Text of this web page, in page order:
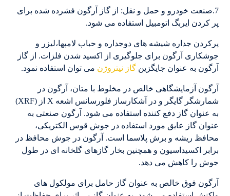
7.صنعت خودرو و حمل و نقل: از گاز آرگون فشرده شده برای
پر کردن ایربگ اتومبیل استفاده می شود.
پرکردن جداره شیشه های دوجداره و حباب لامپها،لیزر و
جوشکاری آرگون برای جلوگیری از اکسید شدن فلزات. از گاز
آرگون به عنوان جایگزینگاز نیتروژن می توان استفاده نمود.
آرگون آزمایشگاهی خالص در مخلوط با متان، آرگون در
شمارشگر گایگر و در آشکارساز فلورسانس اشعه X از (XRF)
به عنوان گاز دفع کننده استفاده می شود. آرگون صنعتی به
عنوان گاز عایق مورد استفاده در جوش قوس الکتریکی،
محافظ ریشه و برش پلاسما است. آرگون در جوش محافظ در
برابر اکسیداسیون و همچنین بخار گازهای گلخانه ای در طول
جوش را کاهش می دهد.
آرگون فوق خالص به عنوان گاز حامل برای مولکول های